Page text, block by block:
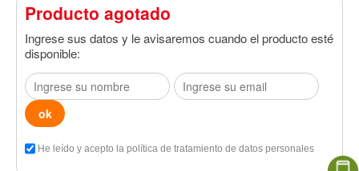
Producto agotado
Ingrese sus datos y le avisaremos cuando el producto esté
disponible:
He leído y acepto la política de tratamiento de datos personales